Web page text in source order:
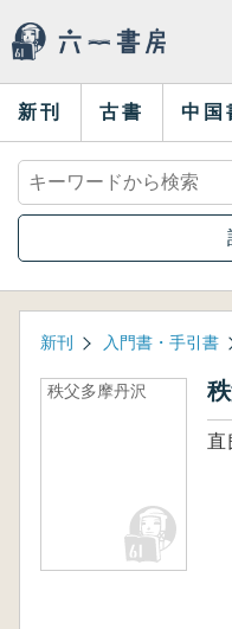
新刊 古書 中国
新刊 入門書・手引書
秩父多摩丹沢
直